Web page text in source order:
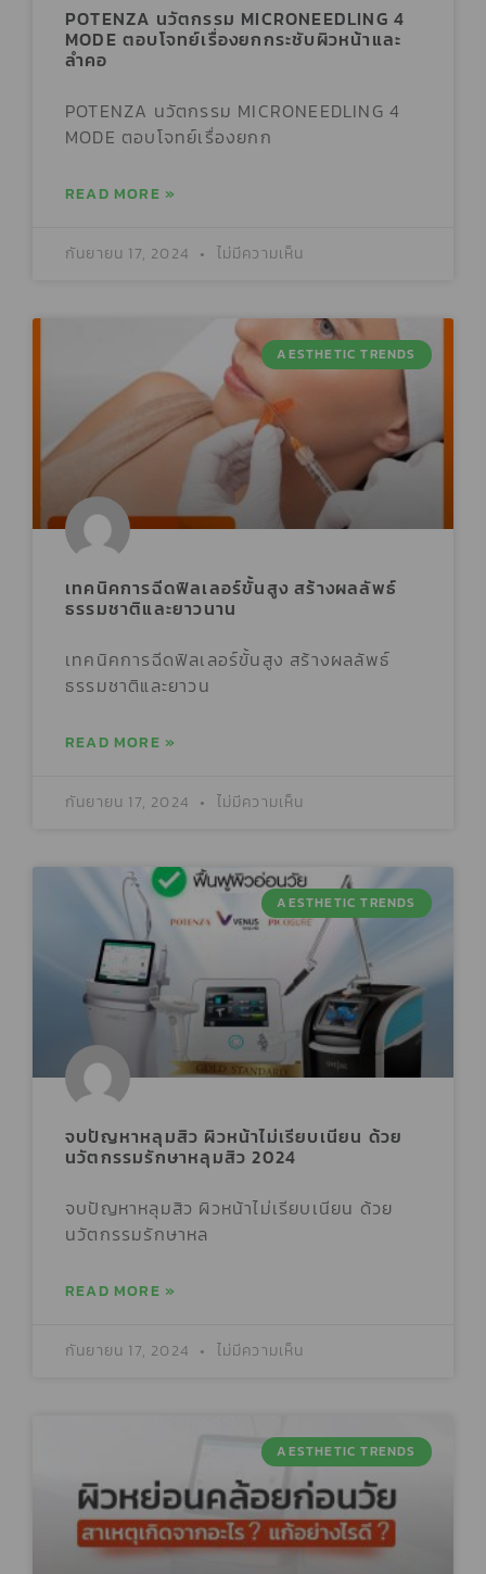
POTENZA นวัตกรรม MICRONEEDLING 4
MODE ตอบโจทย์เรื่องยกกระชับผิวหน้าและ
ลำคอ
POTENZA นวัตกรรม MICRONEEDLING 4
MODE ตอบโจทย์เรื่องยกก
READ MORE »
กันยายน 17, 2024 ไม่มีความเห็น
AESTHETIC TRENDS
เทคนิคการฉีดฟิลเลอร์ขั้นสูง สร้างผลลัพธ์
ธรรมชาติและยาวนาน
เทคนิคการฉีดฟิลเลอร์ขั้นสูง สร้างผลลัพธ์
ธรรมชาติและยาวน
READ MORE »
กันยายน 17, 2024 ไม่มีความเห็น
AESTHETIC TRENDS
จบปัญหาหลุมสิว ผิวหน้าไม่เรียบเนียน ด้วย
นวัตกรรมรักษาหลุมสิว 2024
จบปัญหาหลุมสิว ผิวหน้าไม่เรียบเนียน ด้วย
นวัตกรรมรักษาหล
READ MORE »
กันยายน 17, 2024 ไม่มีความเห็น
AESTHETIC TRENDS